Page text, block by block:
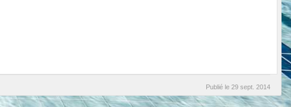
Publié le 29 sept. 2014